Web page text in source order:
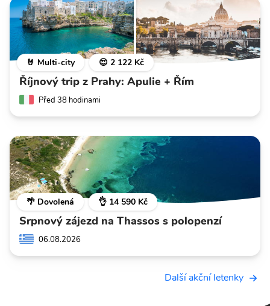
🤘 Multi-city 😍 2 122 Kč
Říjnový trip z Prahy: Apulie + Řím
Před 38 hodinami
🌴 Dovolená 👌 14 590 Kč
Srpnový zájezd na Thassos s polopenzí
06.08.2026
Další akční letenky